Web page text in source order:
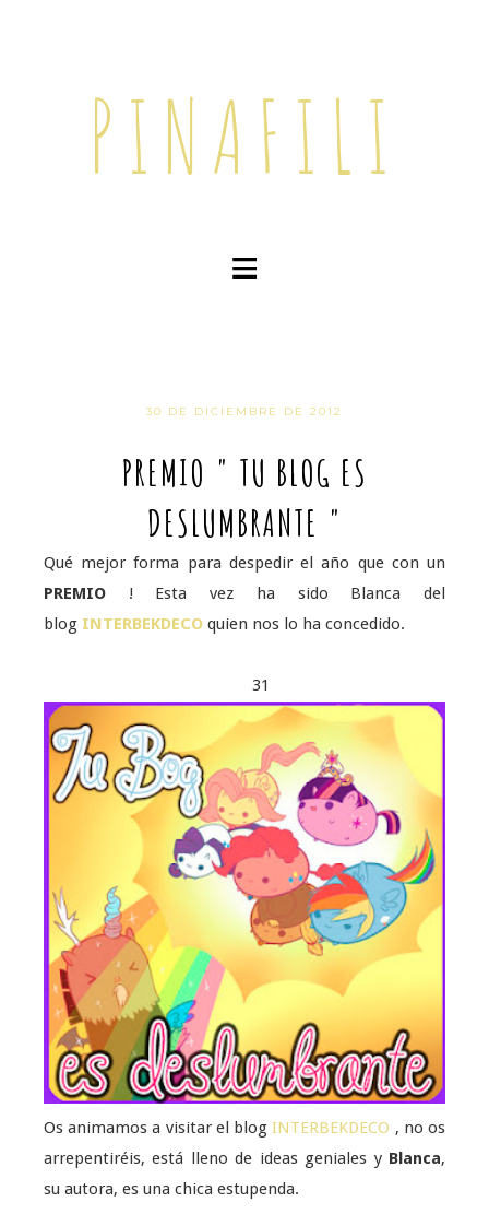
PINAFILI
≡
30 DE DICIEMBRE DE 2012
PREMIO " TU BLOG ES
DESLUMBRANTE "
Qué mejor forma para despedir el año que con un
PREMIO ! Esta vez ha sido Blanca del
blog INTERBEKDECO quien nos lo ha concedido.
31
Os animamos a visitar el blogINTERBEKDECO , no os
arrepentiréis, está lleno de ideas geniales y Blanca,
su autora, es una chica estupenda.